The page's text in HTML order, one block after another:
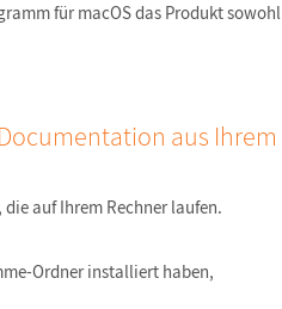
für macOS das Produkt sowohl
aus Ihrem
auf Ihrem Rechner laufen.
Ordner installiert haben,